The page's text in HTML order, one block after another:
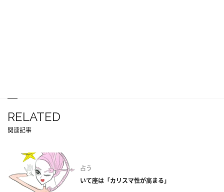
RELATED
関連記事
占う
いて座は「カリスマ性が高まる」